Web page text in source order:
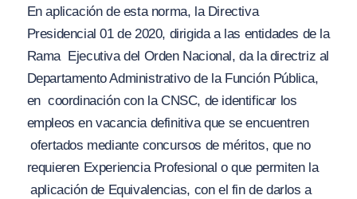
En aplicación de esta norma, la Directiva
Presidencial 01 de 2020, dirigida a las entidades de la
Rama Ejecutiva del Orden Nacional, da la directriz al
Departamento Administrativo de la Función Pública,
en coordinación con la CNSC, de identificar los
empleos en vacancia definitiva que se encuentren
ofertados mediante concursos de méritos, que no
requieren Experiencia Profesional o que permiten la
aplicación de Equivalencias, con el fin de darlos a